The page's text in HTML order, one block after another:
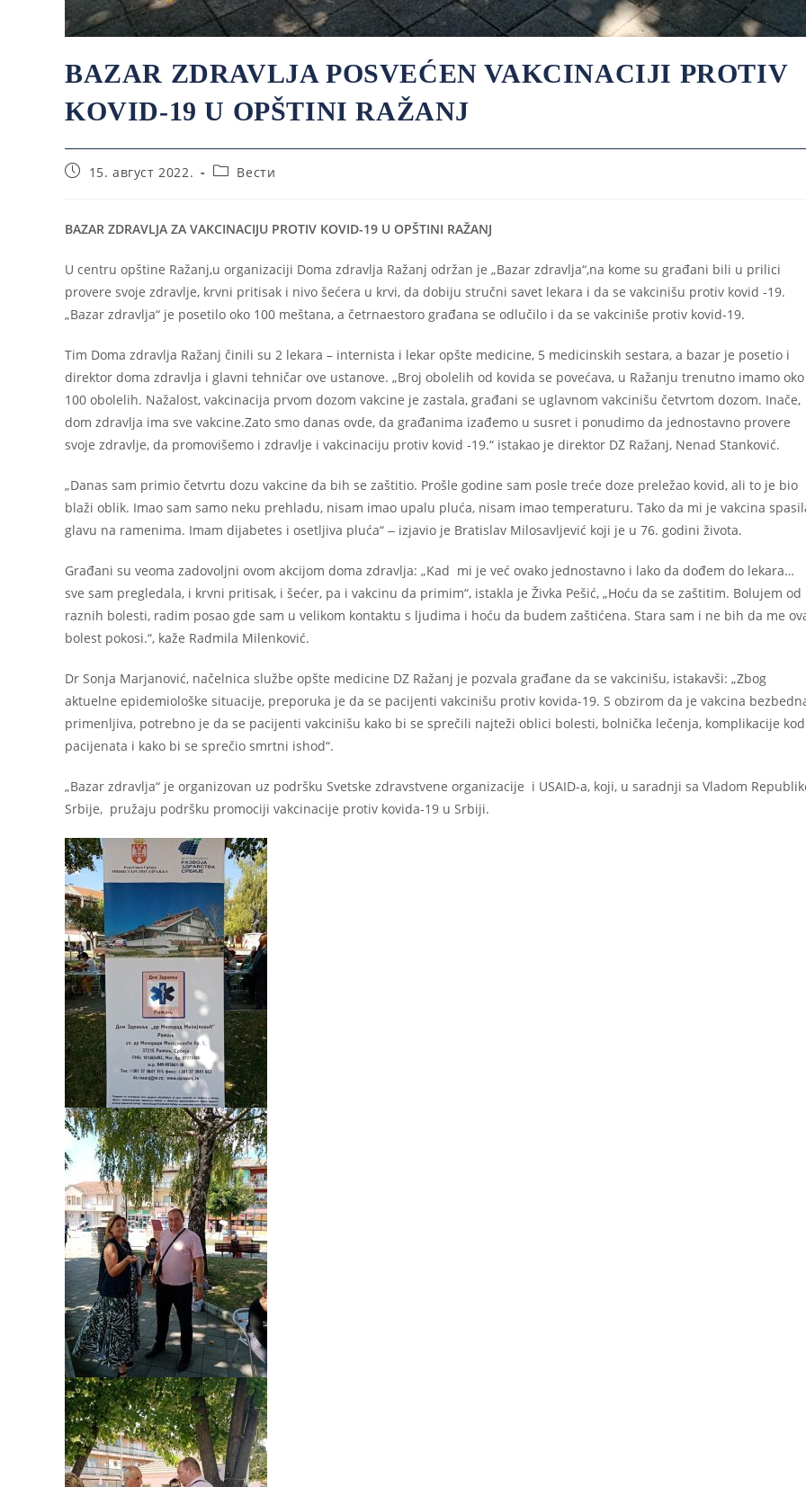
BAZAR ZDRAVLJA POSVEĆEN VAKCINACIJI PROTIV
KOVID-19 U OPŠTINI RAŽANJ
15. август 2022. Вести
BAZAR ZDRAVLJA ZA VAKCINACIJU PROTIV KOVID-19 U OPŠTINI RAŽANJ
U centru opštine Ražanj,u organizaciji Doma zdravlja Ražanj održan je „Bazar zdravlja“,na kome su građani bili u prilici
provere svoje zdravlje, krvni pritisak i nivo šećera u krvi, da dobiju stručni savet lekara i da se vakcinišu protiv kovid -19.
„Bazar zdravlja“ je posetilo oko 100 meštana, a četrnaestoro građana se odlučilo i da se vakciniše protiv kovid-19.
Tim Doma zdravlja Ražanj činili su 2 lekara – internista i lekar opšte medicine, 5 medicinskih sestara, a bazar je posetio i
direktor doma zdravlja i glavni tehničar ove ustanove. „Broj obolelih od kovida se povećava, u Ražanju trenutno imamo oko
100 obolelih. Nažalost, vakcinacija prvom dozom vakcine je zastala, građani se uglavnom vakcinišu četvrtom dozom. Inače,
dom zdravlja ima sve vakcine.Zato smo danas ovde, da građanima izađemo u susret i ponudimo da jednostavno provere
svoje zdravlje, da promovišemo i zdravlje i vakcinaciju protiv kovid -19.“ istakao je direktor DZ Ražanj, Nenad Stanković.
„Danas sam primio četvrtu dozu vakcine da bih se zaštitio. Prošle godine sam posle treće doze preležao kovid, ali to je bio
blaži oblik. Imao sam samo neku prehladu, nisam imao upalu pluća, nisam imao temperaturu. Tako da mi je vakcina
glavu na ramenima. Imam dijabetes i osetljiva pluća“ ‒ izjavio je Bratislav Milosavljević koji je u 76. godini života.
Građani su veoma zadovoljni ovom akcijom doma zdravlja: „Kad mi je već ovako jednostavno i lako da dođem do lekara…
sve sam pregledala, i krvni pritisak, i šećer, pa i vakcinu da primim“, istakla je Živka Pešić, „Hoću da se zaštitim. Bolujem od
raznih bolesti, radim posao gde sam u velikom kontaktu s ljudima i hoću da budem zaštićena. Stara sam i ne bih da me
bolest pokosi.“, kaže Radmila Milenković.
Dr Sonja Marjanović, načelnica službe opšte medicine DZ Ražanj je pozvala građane da se vakcinišu, istakavši: „Zbog
aktuelne epidemiološke situacije, preporuka je da se pacijenti vakcinišu protiv kovida-19. S obzirom da je vakcina
primenljiva, potrebno je da se pacijenti vakcinišu kako bi se sprečili najteži oblici bolesti, bolnička lečenja, komplikacije kod
pacijenata i kako bi se sprečio smrtni ishod“.
„Bazar zdravlja“ je organizovan uz podršku Svetske zdravstvene organizacije i USAID-a, koji, u saradnji sa Vladom
Srbije, pružaju podršku promociji vakcinacije protiv kovida-19 u Srbiji.